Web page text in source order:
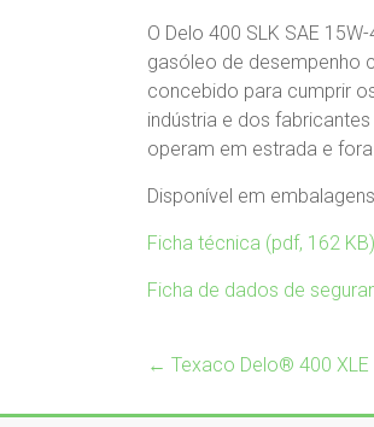
O Delo 400 SLK SAE
gasóleo de desempenho
concebido para cumprir
indústria e dos
operam em estrada e
Disponível em
Ficha técnica (pdf, 162 KB)
Ficha de dados de
← Texaco Delo® 400 XLE